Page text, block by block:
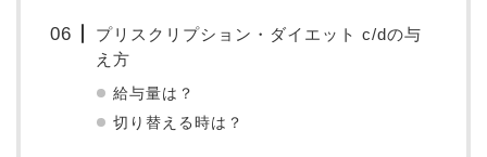
プリスクリプション・ダイエット c/dの与
え方
給与量は？
切り替える時は？